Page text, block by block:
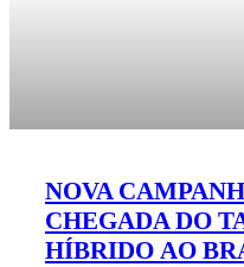
NOVA
CHEGADA DO
HÍBRIDO AO